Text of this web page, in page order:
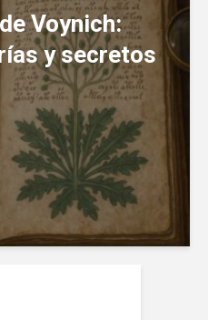
Voynich:
y secretos